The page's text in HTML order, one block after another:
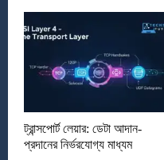
ট্রান্সপোর্ট লেয়ার: ডেটা আদান-
প্রদানের নির্ভরযোগ্য মাধ্যম